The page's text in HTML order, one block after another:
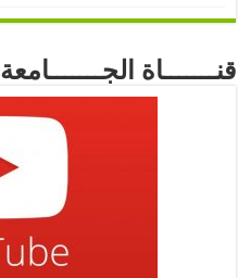
قنـــــــاة الجـــــــامعة